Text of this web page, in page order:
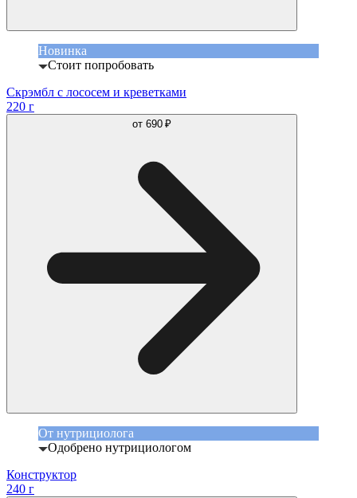
Новинка
Стоит попробовать
Скрэмбл с лососем и креветками
220 г
от 690 ₽
От нутрициолога
Одобрено нутрициологом
Конструктор
240 г